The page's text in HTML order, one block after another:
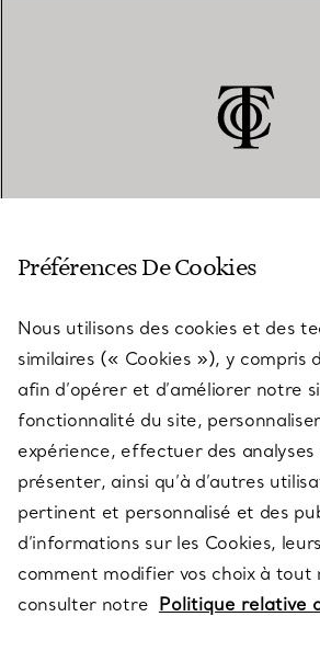
SERVICES
À PROPOS
QUESTIONS LÉGALES
SUIVEZ-NOUS
Préférences De Cookies
Nous utilisons des cookies et des
similaires (« Cookies »), y compris
afin d’opérer et d’améliorer notre
fonctionnalité du site,
expérience, effectuer des analyses
présenter, ainsi qu’à d’autres
pertinent et personnalisé et des
d’informations sur les Cookies,
comment modifier vos choix à tout
consulter notre Politique relative